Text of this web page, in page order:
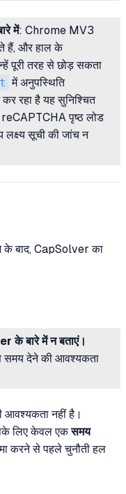
में: Chrome MV3
हैं, और हाल के
पूरी तरह से छोड़ सकता
में अनुपस्थिति
रहा है यह सुनिश्चित
पृष्ठ लोड
लक्ष्य सूची की जांच न
के बाद, CapSolver का
के बारे में न बताएं।
समय देने की आवश्यकता
आवश्यकता नहीं है।
लिए केवल एकसमय
करने से पहले चुनौती हल